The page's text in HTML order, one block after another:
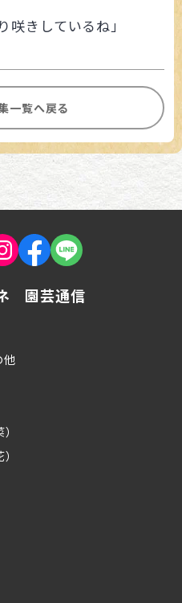
咲きしているね」
一覧へ戻る
園芸通信
他